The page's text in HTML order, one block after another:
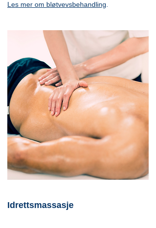
Les mer om bløtvevsbehandling
Idrettsmassasje